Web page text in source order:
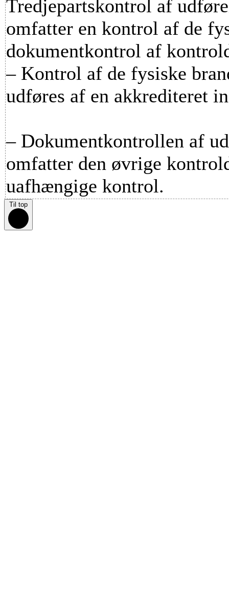
Tredjepartskontrol af
omfatter en kontrol af de
dokumentkontrol af
– Kontrol af de fysiske
udføres af en akkrediteret
– Dokumentkontrollen af
omfatter den øvrige
uafhængige kontrol.
Til top